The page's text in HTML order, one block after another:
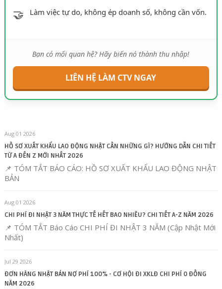
🤝 Làm việc tự do, không ép doanh số, không cần vốn.
Bạn có mối quan hệ? Hãy biến nó thành thu nhập!
LIÊN HỆ LÀM CTV NGAY
Aug 01 2026
HỒ SƠ XUẤT KHẨU LAO ĐỘNG NHẬT CẦN NHỮNG GÌ? HƯỚNG DẪN CHI TIẾT
TỪ A ĐẾN Z MỚI NHẤT 2026
📌 TÓM TẮT BÁO CÁO: HỒ SƠ XUẤT KHẨU LAO ĐỘNG NHẬT
BẢN
Aug 01 2026
CHI PHÍ ĐI NHẬT 3 NĂM THỰC TẾ HẾT BAO NHIÊU? CHI TIẾT A-Z NĂM 2026
📌 TÓM TẮT Báo Cáo CHI PHÍ ĐI NHẬT 3 NĂM (Cập Nhật Mới
Nhất)
Jul 29 2026
ĐƠN HÀNG NHẬT BẢN NỢ PHÍ 100% - CƠ HỘI ĐI XKLĐ CHI PHÍ 0 ĐỒNG
NĂM 2026